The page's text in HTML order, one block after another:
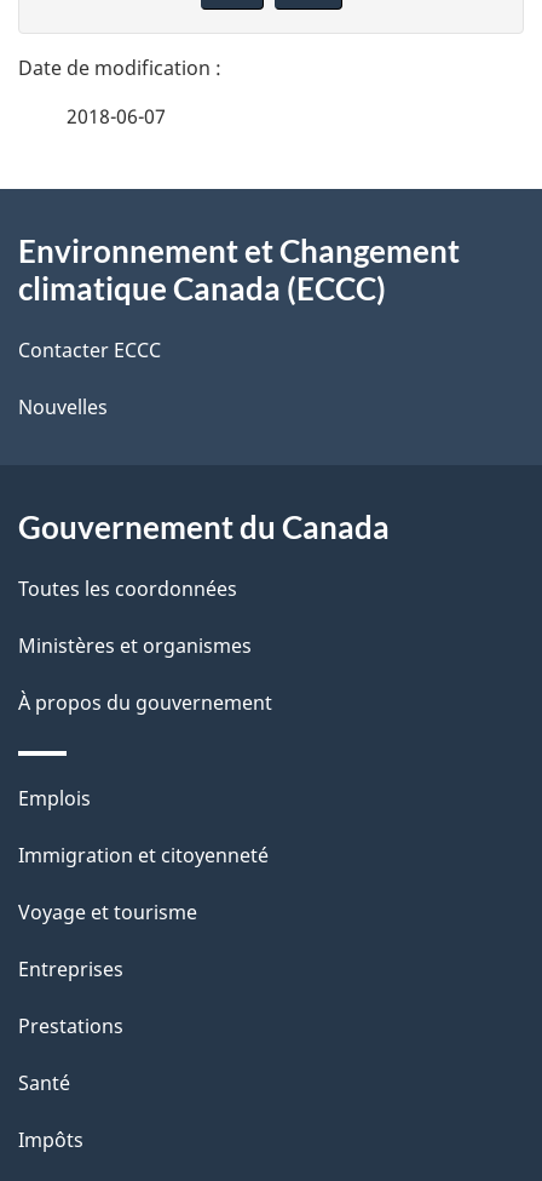
t
a
l
s
d
e
l
a
g
e
n
o
t
r
r
t
a
c
i
o
s
u
e
t
e
a
g
2018-06-07
propos
ce
site
Environnement et Changement
climatique Canada (ECCC)
Contacter ECCC
Nouvelles
Gouvernement du Canada
Toutes les coordonnées
Ministères et organismes
À propos du gouvernement
Thèmes
sujets
Emplois
Immigration et citoyenneté
Voyage et tourisme
Entreprises
Prestations
Santé
Impôts